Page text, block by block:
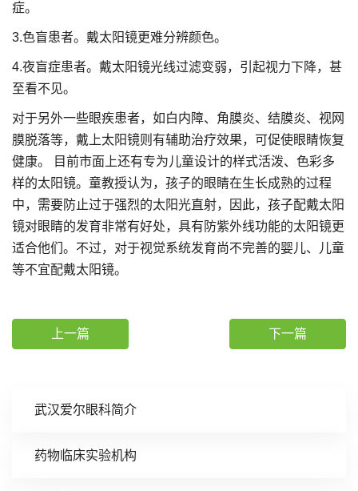
武汉爱尔眼科简介
药物临床实验机构
症。
3.色盲患者。戴太阳镜更难分辨颜色。
4.夜盲症患者。戴太阳镜光线过滤变弱，引起视力下降，甚
至看不见。
对于另外一些眼疾患者，如白内障、角膜炎、结膜炎、视网
膜脱落等，戴上太阳镜则有辅助治疗效果，可促使眼睛恢复
健康。 目前市面上还有专为儿童设计的样式活泼、色彩多
样的太阳镜。童教授认为，孩子的眼睛在生长成熟的过程
中，需要防止过于强烈的太阳光直射，因此，孩子配戴太阳
镜对眼睛的发育非常有好处，具有防紫外线功能的太阳镜更
适合他们。不过，对于视觉系统发育尚不完善的婴儿、儿童
等不宜配戴太阳镜。
上一篇 下一篇